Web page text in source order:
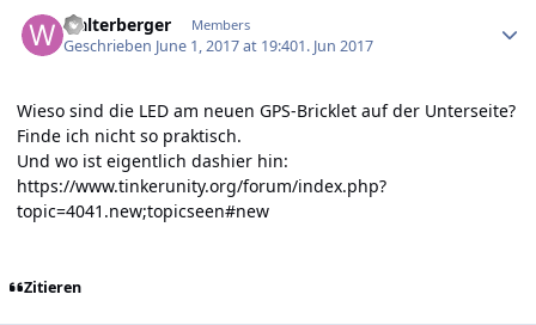
walterberger Members
Geschrieben June 1, 2017 at 19:401. Jun 2017
Wieso sind die LED am neuen GPS-Bricklet auf der Unterseite?
Finde ich nicht so praktisch.
Und wo ist eigentlich dashier hin:
https://www.tinkerunity.org/forum/index.php?
topic=4041.new;topicseen#new
Zitieren